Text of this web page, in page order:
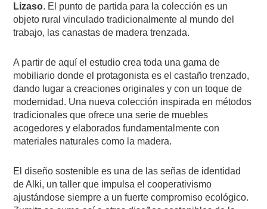
Lizaso. El punto de partida para la colección es un
objeto rural vinculado tradicionalmente al mundo del
trabajo, las canastas de madera trenzada.
A partir de aquí el estudio crea toda una gama de
mobiliario donde el protagonista es el castaño trenzado,
dando lugar a creaciones originales y con un toque de
modernidad. Una nueva colección inspirada en métodos
tradicionales que ofrece una serie de muebles
acogedores y elaborados fundamentalmente con
materiales naturales como la madera.
El diseño sostenible es una de las señas de identidad
de Alki, un taller que impulsa el cooperativismo
ajustándose siempre a un fuerte compromiso ecológico.